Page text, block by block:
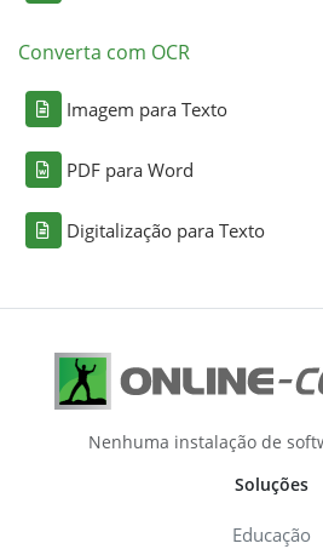
Converta com OCR
Imagem para Texto
PDF para Word
Digitalização para Texto
Nenhuma instalação de
Soluções
Educação